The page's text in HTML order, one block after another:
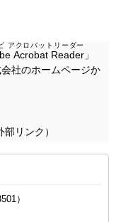
Acrobat Reader
アクロバットリーダー
」
社のホームページか
部リンク）
）